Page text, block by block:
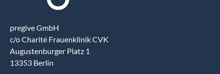
pregive GmbH
c/o Charité Frauenklinik CVK
Augustenburger Platz 1
13353 Berlin